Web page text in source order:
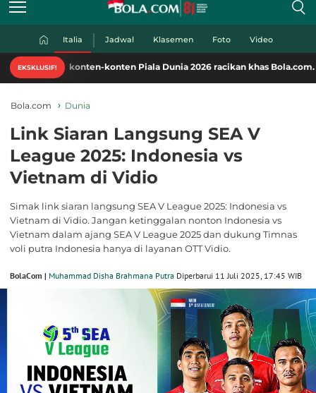
Italia Jadwal Klasemen Foto Video
EKSKLUSIF!
konten-konten Piala Dunia 2026 racikan khas Bola.com. Klik di
Bola.com Dunia
Link Siaran Langsung SEA V
League 2025: Indonesia vs
Vietnam di Vidio
Simak link siaran langsung SEA V League 2025: Indonesia vs
Vietnam di Vidio. Jangan ketinggalan nonton Indonesia vs
Vietnam dalam ajang SEA V League 2025 dan dukung Timnas
voli putra Indonesia hanya di layanan OTT Vidio.
BolaCom | Muhammad Disha Brahmana Putra Diperbarui 11 Juli 2025, 17:45 WIB